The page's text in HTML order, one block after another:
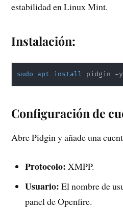
estabilidad en Linux Mint.
Instalación:
sudo apt install pidgin -y
Configuración de
Abre Pidgin y añade una
Protocolo: XMPP.
Usuario: El nombre de
panel de Openfire.